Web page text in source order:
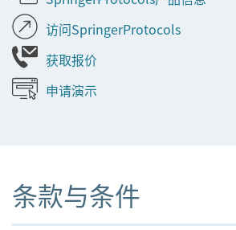
访问SpringerProtocols
获取报价
申请演示
条款与条件